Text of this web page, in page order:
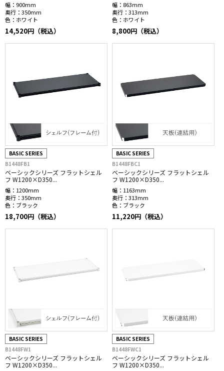
幅： 900mm
奥行： 350mm
色： ホワイト
14,520円（税込）
幅： 863mm
奥行： 313mm
色： ホワイト
8,800円（税込）
BASIC SERIES
B1448FB1
ベーシックシリーズ フラットシェル
フ W1200×D350...
幅： 1200mm
奥行： 350mm
色： ブラック
18,700円（税込）
BASIC SERIES
B1448FBC1
ベーシックシリーズ フラットシェル
フ W1200×D350...
幅： 1163mm
奥行： 313mm
色： ブラック
11,220円（税込）
BASIC SERIES
B1448FW1
ベーシックシリーズ フラットシェル
フ W1200×D350...
BASIC SERIES
B1448FWC1
ベーシックシリーズ フラットシェル
フ W1200×D350...